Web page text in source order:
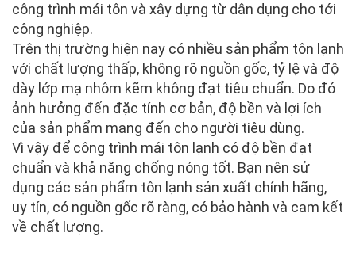
công trình mái tôn và xây dựng từ dân dụng cho tới
công nghiệp.
Trên thị trường hiện nay có nhiều sản phẩm tôn lạnh
với chất lượng thấp, không rõ nguồn gốc, tỷ lệ và độ
dày lớp mạ nhôm kẽm không đạt tiêu chuẩn. Do đó
ảnh hưởng đến đặc tính cơ bản, độ bền và lợi ích
của sản phẩm mang đến cho người tiêu dùng.
Vì vậy để công trình mái tôn lạnh có độ bền đạt
chuẩn và khả năng chống nóng tốt. Bạn nên sử
dụng các sản phẩm tôn lạnh sản xuất chính hãng,
uy tín, có nguồn gốc rõ ràng, có bảo hành và cam kết
về chất lượng.